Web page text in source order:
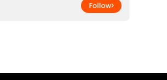
Follow